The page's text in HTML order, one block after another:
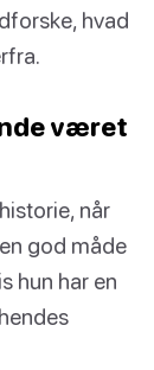
hvad
været
når
god måde
hun har en